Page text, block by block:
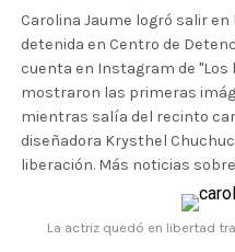
Carolina Jaume logró salir
detenida en Centro de
cuenta en Instagram de
mostraron las primeras
mientras salía del recinto
diseñadora Krysthel
liberación. Más noticias
La actriz quedó en libertad